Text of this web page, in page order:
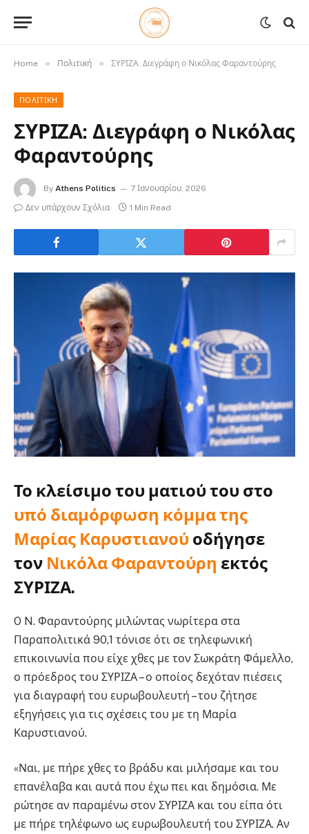
Home » Πολιτική » ΣΥΡΙΖΑ: Διεγράφη ο Νικόλας Φαραντούρης
ΠΟΛΙΤΙΚΉ
ΣΥΡΙΖΑ: Διεγράφη ο Νικόλας
Φαραντούρης
By Athens Politics
7 Ιανουαρίου, 2026
Δεν υπάρχουν Σχόλια
1 Min Read
Το κλείσιμο του ματιού του στο
υπό διαμόρφωση κόμμα της
Μαρίας Καρυστιανού οδήγησε
τον Νικόλα Φαραντούρη εκτός
ΣΥΡΙΖΑ.
O N. Φαραντούρης μιλώντας νωρίτερα στα
Παραπολιτικά 90,1 τόνισε ότι σε τηλεφωνική
επικοινωνία που είχε χθες με τον Σωκράτη Φάμελλο,
ο πρόεδρος του ΣΥΡΙΖΑ – ο οποίος δεχόταν πιέσεις
για διαγραφή του ευρωβουλευτή – του ζήτησε
εξηγήσεις για τις σχέσεις του με τη Μαρία
Καρυστιανού.
«Ναι, με πήρε χθες το βράδυ και μιλήσαμε και του
επανέλαβα και αυτά που έχω πει και δημόσια. Με
ρώτησε αν παραμένω στον ΣΥΡΙΖΑ και του είπα ότι
με πήρε τηλέφωνο ως ευρωβουλευτή του ΣΥΡΙΖΑ. Αν